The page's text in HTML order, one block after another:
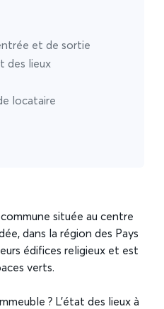
située au centre
dans la région des Pays
édifices religieux et est
verts.
? L’état des lieux à
et de sortie
des lieux
locataire